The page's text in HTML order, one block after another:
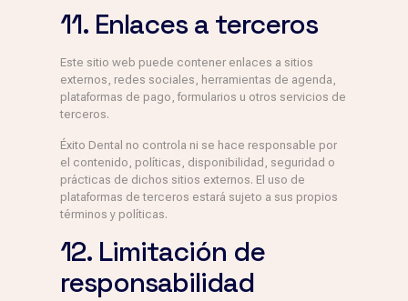
11. Enlaces a terceros
Este sitio web puede contener enlaces a sitios
externos, redes sociales, herramientas de agenda,
plataformas de pago, formularios u otros servicios de
terceros.
Éxito Dental no controla ni se hace responsable por
el contenido, políticas, disponibilidad, seguridad o
prácticas de dichos sitios externos. El uso de
plataformas de terceros estará sujeto a sus propios
términos y políticas.
12. Limitación de
responsabilidad